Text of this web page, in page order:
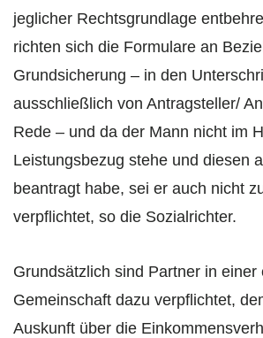
jeglicher Rechtsgrundlage
richten sich die Formulare an
Grundsicherung – in den
ausschließlich von Antragsteller/
Rede – und da der Mann nicht im
Leistungsbezug stehe und diesen
beantragt habe, sei er auch nicht
verpflichtet, so die Sozialrichter.
Grundsätzlich sind Partner in einer
Gemeinschaft dazu verpflichtet,
Auskunft über die